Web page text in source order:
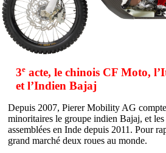
3e acte, le chinois CF Moto,
et l’Indien Bajaj
Depuis 2007, Pierer Mobility AG
minoritaires le groupe indien Bajaj, et
assemblées en Inde depuis 2011. Pour
grand marché deux roues au monde.